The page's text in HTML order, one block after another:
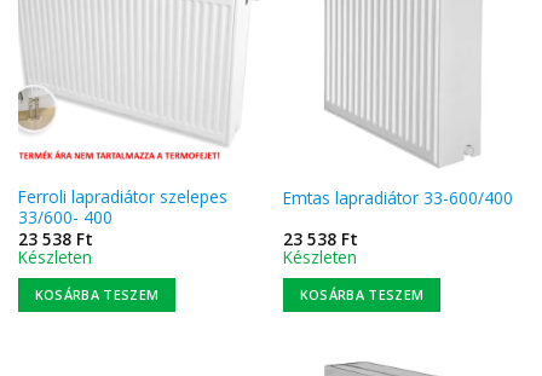
Ferroli lapradiátor szelepes
33/600- 400
23 538 Ft
Készleten
KOSÁRBA TESZEM
Emtas lapradiátor 33-600/400
23 538 Ft
Készleten
KOSÁRBA TESZEM